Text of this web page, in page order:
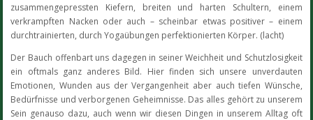
zusammengepressten Kiefern, breiten und harten Schultern, einem
verkrampften Nacken oder auch – scheinbar etwas positiver – einem
durchtrainierten, durch Yogaübungen perfektionierten Körper. (lacht)
Der Bauch offenbart uns dagegen in seiner Weichheit und Schutzlosigkeit
ein oftmals ganz anderes Bild. Hier finden sich unsere unverdauten
Emotionen, Wunden aus der Vergangenheit aber auch tiefen Wünsche,
Bedürfnisse und verborgenen Geheimnisse. Das alles gehört zu unserem
Sein genauso dazu, auch wenn wir diesen Dingen in unserem Alltag oft